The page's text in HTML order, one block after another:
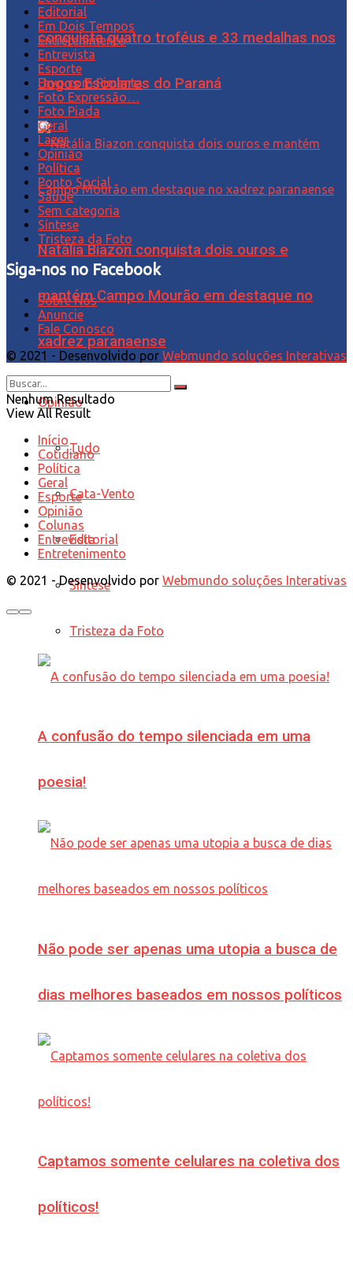
conquista quatro troféus e 33 medalhas nos
Jogos Escolares do Paraná
Natália Biazon conquista dois ouros e
mantém Campo Mourão em destaque no
xadrez paranaense
Opinião
Tudo
Cata-Vento
Editorial
Síntese
Tristeza da Foto
A confusão do tempo silenciada em uma
poesia!
Não pode ser apenas uma utopia a busca de
dias melhores baseados em nossos políticos
Captamos somente celulares na coletiva dos
políticos!
Editorial
Em Dois Tempos
Entretenimento
Entrevista
Esporte
Favo com Pimenta
Foto Expressão…
Foto Piada
Geral
Lazer
Opinião
Política
Ponto Social
Saúde
Sem categoria
Síntese
Tristeza da Foto
Siga-nos no Facebook
Sobre Nós
Anuncie
Fale Conosco
© 2021 - Desenvolvido por Webmundo soluções Interativas
Nenhum Resultado
View All Result
Início
Cotidiano
Política
Geral
Esporte
Opinião
Colunas
Entrevista
Entretenimento
© 2021 - Desenvolvido por Webmundo soluções Interativas